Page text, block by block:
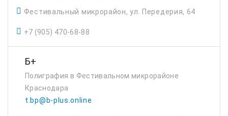
Фестивальный микрорайон, ул. Передерия, 64
+7 (905) 470-68-88
Б+
Полиграфия в Фестивальном микрорайоне
Краснодара
t.bp@b-plus.online